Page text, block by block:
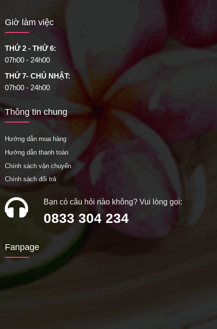
Giờ làm việc
THỨ 2 - THỨ 6:
07h00 - 24h00
THỨ 7- CHỦ NHẬT:
07h00 - 24h00
Thông tin chung
Hướng dẫn mua hàng
Hướng dẫn thanh toán
Chính sách vận chuyển
Chính sách đổi trả
Bạn có câu hỏi nào không? Vui lòng gọi:
0833 304 234
Fanpage